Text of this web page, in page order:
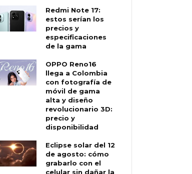
Redmi Note 17:
estos serían los
precios y
especificaciones
de la gama
OPPO Reno16
llega a Colombia
con fotografía de
móvil de gama
alta y diseño
revolucionario 3D:
precio y
disponibilidad
Eclipse solar del 12
de agosto: cómo
grabarlo con el
celular sin dañar la